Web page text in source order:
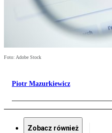
Foto: Adobe Stock
Piotr Mazurkiewicz
Zobacz również